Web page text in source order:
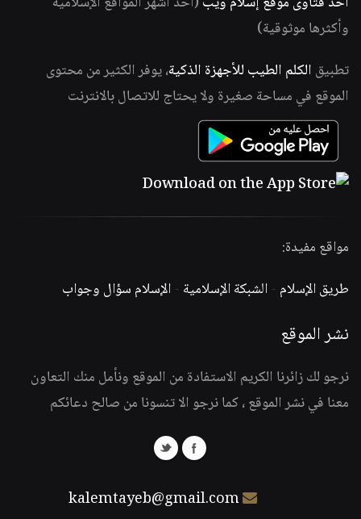
وأكثرها موثوقية)
تطبيق الكلم الطيب للأجهزة الذكية، يوفر الكثير من محتوى
الموقع في مساحة صغيرة ولا يحتاج للاتصال بالانترنت
مواقع مفيدة:
طريق الإسلام -الشبكة الإسلامية -الإسلام سؤال وجواب
نشر الموقع
نرجو لك زائرنا الكريم الاستفادة من الموقع ونأمل منك التعاون
معنا في نشر الموقع ، كما نرجو الا تنسونا من صالح دعائكم
kalemtayeb@gmail.com